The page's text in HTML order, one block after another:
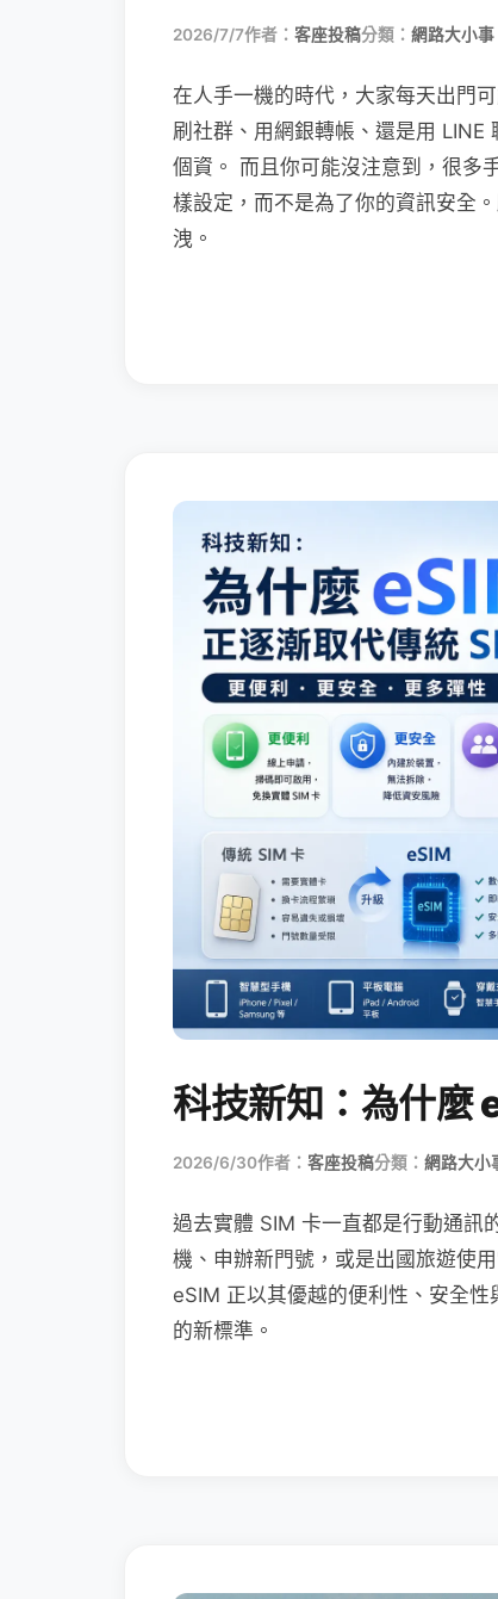
2026/7/7作者： 客座投稿分類： 網路大小事
在人手一機的時代，大家每天出門
刷社群、用網銀轉帳、還是用
個資。 而且你可能沒注意到，很多
樣設定，而不是為了你的資訊安全
洩。
科技新知：為什麼
2026/6/30作者： 客座投稿分類： 網路大小
過去實體 SIM 卡一直都是行動通訊
機、申辦新門號，或是出國旅遊使
eSIM 正以其優越的便利性、安全
的新標準。